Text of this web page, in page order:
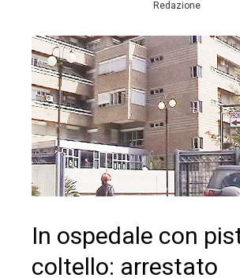
Redazione
In ospedale con
coltello: arrestato